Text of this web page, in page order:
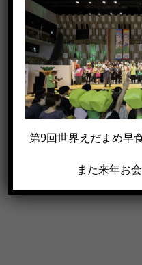
この記事がイ
シェア
第9回世界えだまめ早
また来年お